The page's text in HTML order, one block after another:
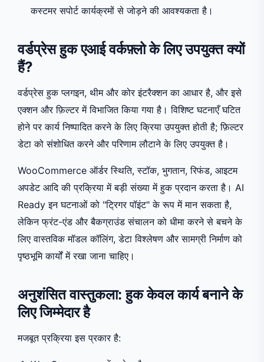
कस्टमर सपोर्ट कार्यक्रमों से जोड़ने की आवश्यकता है।
वर्डप्रेस हुक एआई वर्कफ़्लो के लिए उपयुक्त क्यों
हैं?
वर्डप्रेस हुक प्लगइन, थीम और कोर इंटरैक्शन का आधार है, और इसे
एक्शन और फ़िल्टर में विभाजित किया गया है। विशिष्ट घटनाएँ घटित
होने पर कार्य निष्पादित करने के लिए क्रिया उपयुक्त होती है; फ़िल्टर
डेटा को संशोधित करने और परिणाम लौटाने के लिए उपयुक्त है।
WooCommerce ऑर्डर स्थिति, स्टॉक, भुगतान, रिफंड, आइटम
अपडेट आदि की प्रक्रिया में बड़ी संख्या में हुक प्रदान करता है। AI
Ready इन घटनाओं को "ट्रिगर पॉइंट" के रूप में मान सकता है,
लेकिन फ्रंट-एंड और बैकग्राउंड संचालन को धीमा करने से बचने के
लिए वास्तविक मॉडल कॉलिंग, डेटा विश्लेषण और सामग्री निर्माण को
पृष्ठभूमि कार्यों में रखा जाना चाहिए।
अनुशंसित वास्तुकला: हुक केवल कार्य बनाने के
लिए जिम्मेदार है
मजबूत प्रक्रिया इस प्रकार है: